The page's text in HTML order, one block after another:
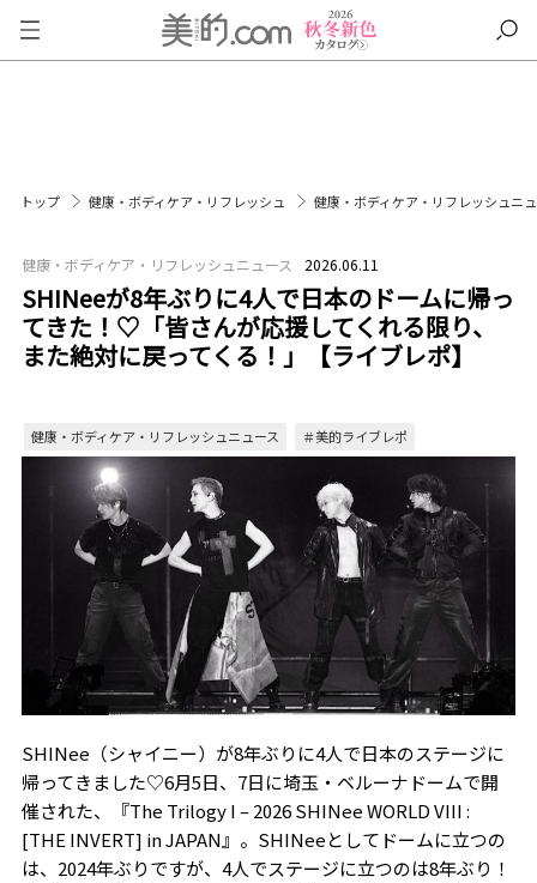
トップ 健康・ボディケア・リフレッシュ 健康・ボディケア・リフレッシュニ
健康・ボディケア・リフレッシュニュース 2026.06.11
SHINeeが8年ぶりに4人で日本のドームに帰っ
てきた！♡「皆さんが応援してくれる限り、
また絶対に戻ってくる！」【ライブレポ】
健康・ボディケア・リフレッシュニュース ＃美的ライブレポ
SHINee（シャイニー）が8年ぶりに4人で日本のステージに
帰ってきました♡6月5日、7日に埼玉・ベルーナドームで開
催された、『The Trilogy I – 2026 SHINee WORLD VIII :
[THE INVERT] in JAPAN』。SHINeeとしてドームに立つの
は、2024年ぶりですが、4人でステージに立つのは8年ぶり！